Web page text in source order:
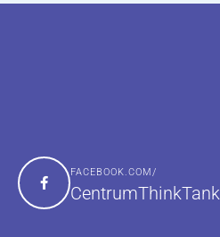
FACEBOOK.COM/
CentrumThinkTank